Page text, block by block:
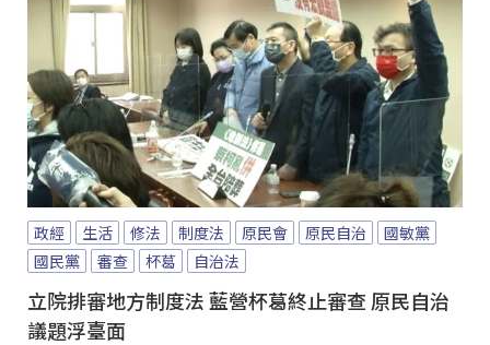
政經 生活 修法 制度法 原民會 原民自治
國敏黨
國民黨
審查 杯葛 自治法
立院排審地方制度法 藍營杯葛終止審查 原民自治
議題浮臺面